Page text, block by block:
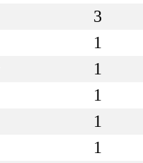
3
1
1
1
1
1